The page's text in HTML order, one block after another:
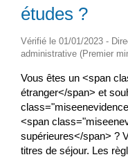
études ?
Vérifié le 01/01/2023 -
administrative (Premier
Vous êtes un <span
étranger</span> et
<span
supérieures</span> ?
titres de séjour. Les